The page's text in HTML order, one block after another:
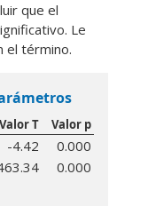
que el
Le
el término.
Valor T Valor p
-4.42
0.000
0.000